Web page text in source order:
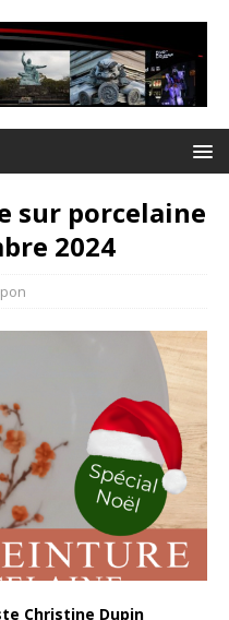
sur porcelaine
2024
Christine Dupin